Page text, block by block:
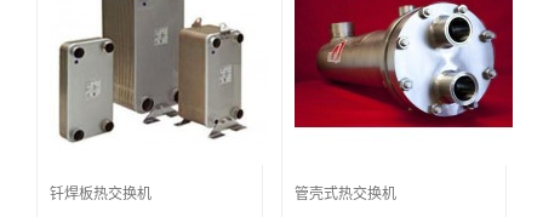
钎焊板热交换机 管壳式热交换机